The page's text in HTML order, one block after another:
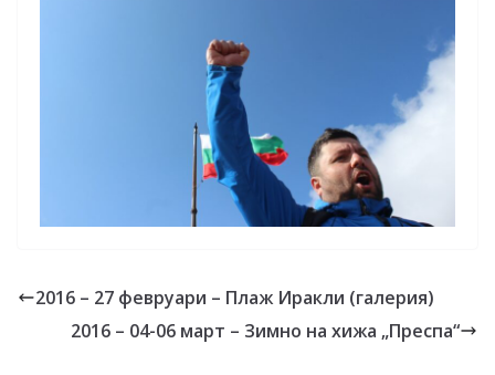
2016 – 27 февруари – Плаж Иракли (галерия)
2016 – 04-06 март – Зимно на хижа „Преспа“